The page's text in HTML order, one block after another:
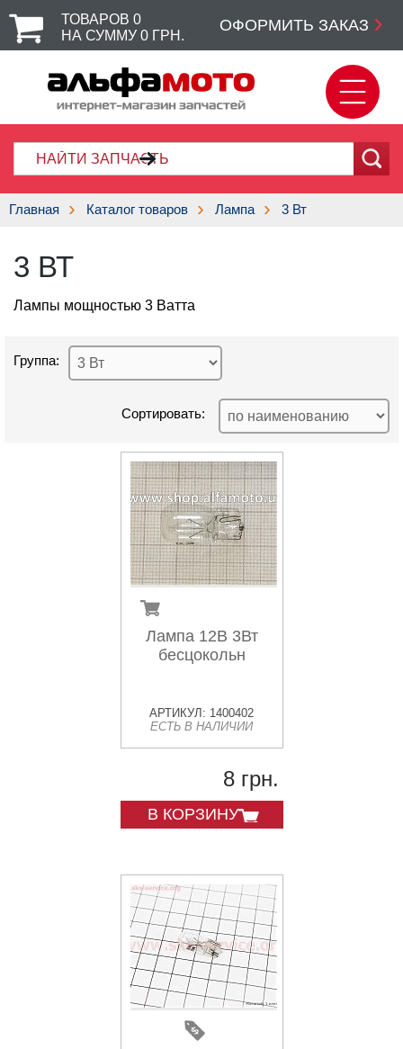
ТОВАРОВ 0
НА СУММУ 0 ГРН.
ОФОРМИТЬ ЗАКАЗ
Главная Каталог товаров Лампа 3 Вт
3 ВТ
Лампы мощностью 3 Ватта
Группа:
Сортировать:
Лампа 12В 3Вт
бесцокольн
АРТИКУЛ: 1400402
ЕСТЬ В НАЛИЧИИ
8 грн.
В КОРЗИНУ